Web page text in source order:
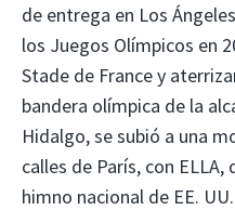
de entrega en Los
los Juegos Olímpicos en
Stade de France y
bandera olímpica de la
Hidalgo, se subió a una
calles de París, con
himno nacional de EE.